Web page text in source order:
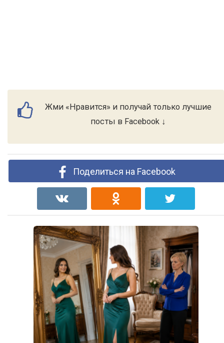
Жми «Нравится» и получай только лучшие
посты в Facebook ↓
Поделиться на Facebook